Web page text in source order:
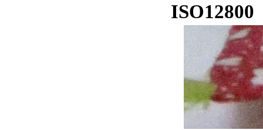
ISO12800